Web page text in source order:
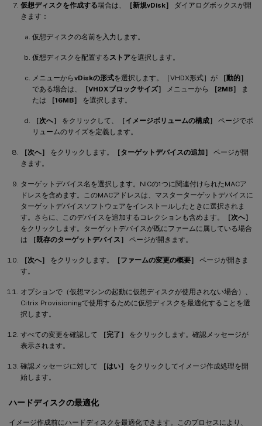
仮想ディスクを作成する場合は、 ［新規vDisk］
ダイアログボックスが開
きます：
仮想ディスクの名前を入力します。
仮想ディスクを配置する ストアを選択します。
メニューからvDiskの形式を選択します。［VHDX形式］が
［動的］
である場合は、
［VHDXブロックサイズ］ メニューから ［2MB］
ま
たは
［16MB］ を選択します。
［次へ］ をクリックして、 ［イメージボリュームの構成］
ページでボ
リュームのサイズを定義します。
［次へ］ をクリックします。 ［ターゲットデバイスの追加］
ページが開
きます。
ターゲットデバイス名を選択します。NICの1つに関連付けられたMACア
ドレスを含めます。このMACアドレスは、マスターターゲットデバイスに
ターゲットデバイスソフトウェアをインストールしたときに選択されま
す。さらに、このデバイスを追加するコレクションも含めます。
［次へ］
をクリックします。ターゲットデバイスが既にファームに属している場合
は
［既存のターゲットデバイス］ ページが開きます。
［次へ］ をクリックします。 ［ファームの変更の概要］
ページが開きま
す。
オプションで（仮想マシンの起動に仮想ディスクが使用されない場合）、
Citrix Provisioningで使用するために仮想ディスクを最適化することを選
択します。
すべての変更を確認して ［完了］
をクリックします。確認メッセージが
表示されます。
確認メッセージに対して ［はい］
をクリックしてイメージ作成処理を開
始します。
ハードディスクの最適化
イメージ作成前にハードディスクを最適化できます。このプロセスにより、